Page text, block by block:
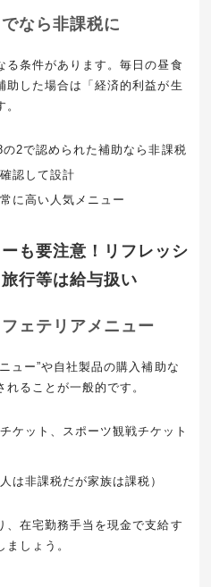
なら非課税に
る条件があります。毎日の昼食
助した場合は「経済的利益が生
2で認められた補助なら非課税
認して設計
に高い人気メニュー
も要注意！リフレッシ
行等は給与扱い
ェテリアメニュー
ュー”や自社製品の購入補助な
ることが一般的です。
ケット、スポーツ観戦チケット
は非課税だが家族は課税）
、在宅勤務手当を現金で支給す
しょう。